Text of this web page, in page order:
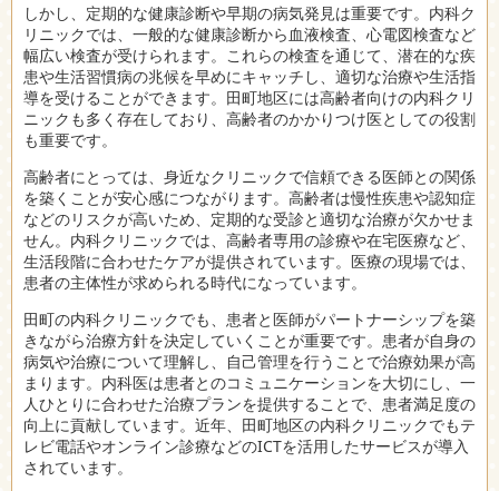
しかし、定期的な健康診断や早期の病気発見は重要です。内科ク
リニックでは、一般的な健康診断から血液検査、心電図検査など
幅広い検査が受けられます。これらの検査を通じて、潜在的な疾
患や生活習慣病の兆候を早めにキャッチし、適切な治療や生活指
導を受けることができます。田町地区には高齢者向けの内科クリ
ニックも多く存在しており、高齢者のかかりつけ医としての役割
も重要です。
高齢者にとっては、身近なクリニックで信頼できる医師との関係
を築くことが安心感につながります。高齢者は慢性疾患や認知症
などのリスクが高いため、定期的な受診と適切な治療が欠かせま
せん。内科クリニックでは、高齢者専用の診療や在宅医療など、
生活段階に合わせたケアが提供されています。医療の現場では、
患者の主体性が求められる時代になっています。
田町の内科クリニックでも、患者と医師がパートナーシップを築
きながら治療方針を決定していくことが重要です。患者が自身の
病気や治療について理解し、自己管理を行うことで治療効果が高
まります。内科医は患者とのコミュニケーションを大切にし、一
人ひとりに合わせた治療プランを提供することで、患者満足度の
向上に貢献しています。近年、田町地区の内科クリニックでもテ
レビ電話やオンライン診療などのICTを活用したサービスが導入
されています。